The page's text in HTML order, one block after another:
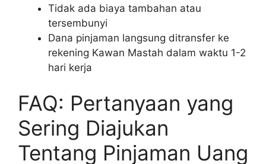
Tidak ada biaya tambahan atau
tersembunyi
Dana pinjaman langsung ditransfer ke
rekening Kawan Mastah dalam waktu 1-2
hari kerja
FAQ: Pertanyaan yang
Sering Diajukan
Tentang Pinjaman Uang